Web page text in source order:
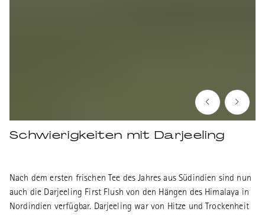
Schwierigkeiten mit Darjeeling
Nach dem ersten frischen Tee des Jahres aus Südindien sind nun
auch die Darjeeling First Flush von den Hängen des Himalaya in
Nordindien verfügbar. Darjeeling war von Hitze und Trockenheit